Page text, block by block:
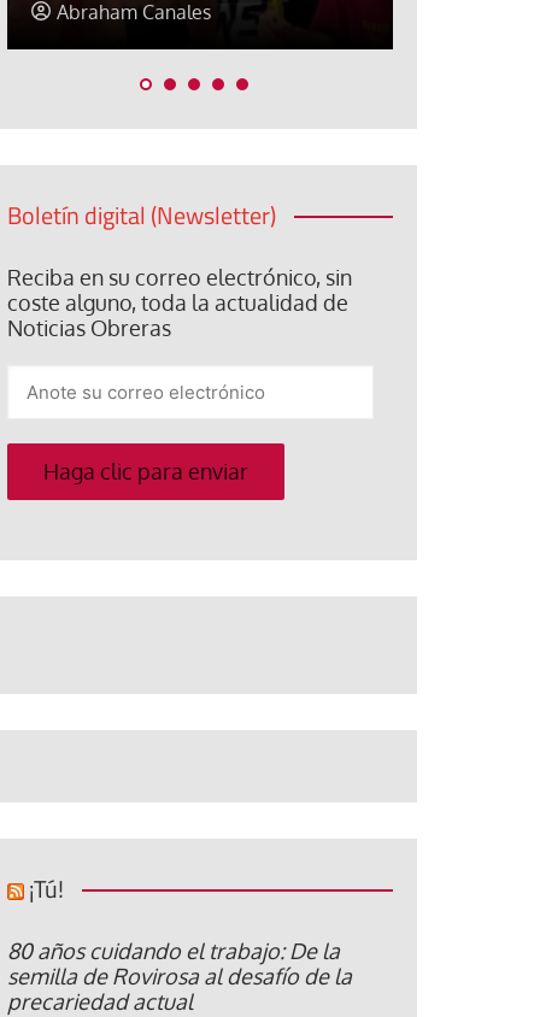
Elisa Brey
Boletín digital (Newsletter)
Reciba en su correo electrónico, sin
coste alguno, toda la actualidad de
Noticias Obreras
su
correo
electrónico
Haga clic para enviar
¡Tú!
80 años cuidando el trabajo: De la
semilla de Rovirosa al desafío de la
precariedad actual